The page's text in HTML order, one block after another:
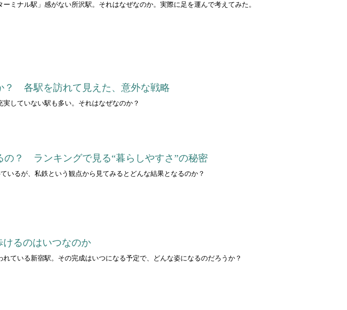
ミナル駅」感がない所沢駅。それはなぜなのか。実際に足を運んで考えてみた。
？ 各駅を訪れて見えた、意外な戦略
していない駅も多い。それはなぜなのか？
の？ ランキングで見る“暮らしやすさ”の秘密
いるが、私鉄という観点から見てみるとどんな結果となるのか？
るのはいつなのか
ている新宿駅。その完成はいつになる予定で、どんな姿になるのだろうか？